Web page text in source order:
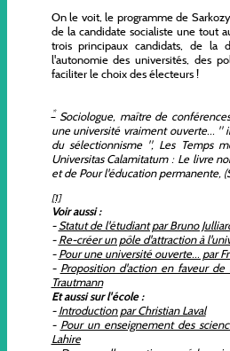
On le voit, le programme de
de la candidate socialiste une tout
trois principaux candidats, de la
l'autonomie des universités, des
faciliter le choix des électeurs !
*Sociologue, maître de
une université vraiment ouverte… "
du sélectionnisme ", Les Temps
Universitas Calamitatum : Le livre
et de Pour l'éducation permanente,
[1]
Voir aussi :
-Statut de l'étudiant par Bruno
-Re-créer un pôle d'attraction à
-Pour une université ouverte... par
- Proposition d'action en faveur
Trautmann
Et aussi sur l'école :
-Introduction par Christian Laval
- Pour un enseignement des
Lahire